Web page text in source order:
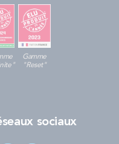
Gamme
"Reset"
sociaux